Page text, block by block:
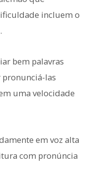
incluem o
bem palavras
pronunciá-las
uma velocidade
em voz alta
com pronúncia